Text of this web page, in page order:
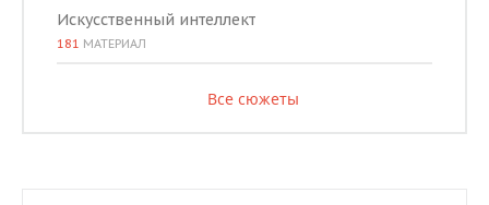
Искусственный интеллект
181 МАТЕРИАЛ
Все сюжеты